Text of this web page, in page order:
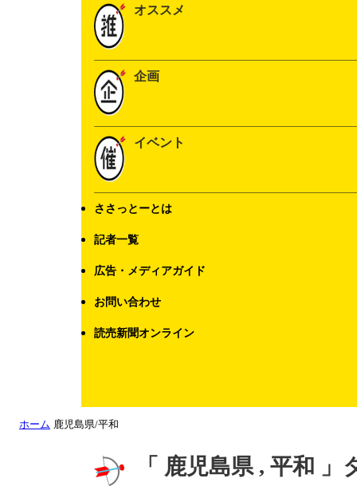
オススメ
企画
イベント
ささっとーとは
記者一覧
広告・メディアガイド
お問い合わせ
読売新聞オンライン
ホーム 鹿児島県/平和
「 鹿児島県 , 平和 」